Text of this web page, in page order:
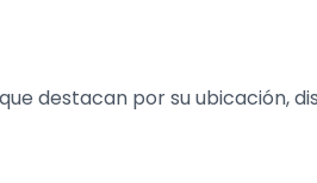
destacan por su ubicación,